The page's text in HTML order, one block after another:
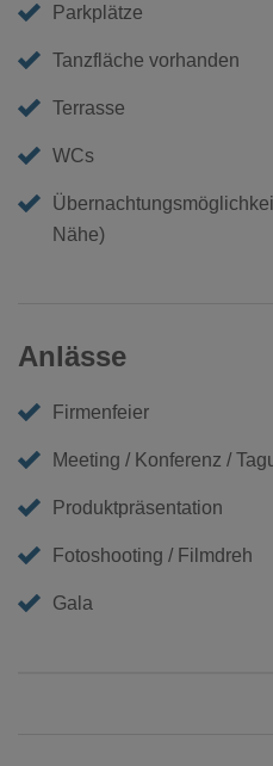
Parkplätze
Tanzfläche vorhanden
Terrasse
WCs
Nähe)
Anlässe
Firmenfeier
Meeting / Konferenz /
Produktpräsentation
Fotoshooting / Filmdreh
Gala